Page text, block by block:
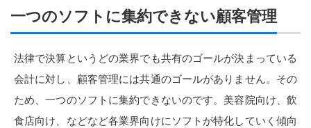
一つのソフトに集約できない顧客管理
法律で決算というどの業界でも共有のゴールが決まっている
会計に対し、顧客管理には共通のゴールがありません。その
ため、一つのソフトに集約できないのです。美容院向け、飲
食店向け、などなど各業界向けにソフトが特化していく傾向